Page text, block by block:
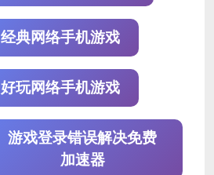
经典网络手机游戏
好玩网络手机游戏
游戏登录错误解决免费
加速器